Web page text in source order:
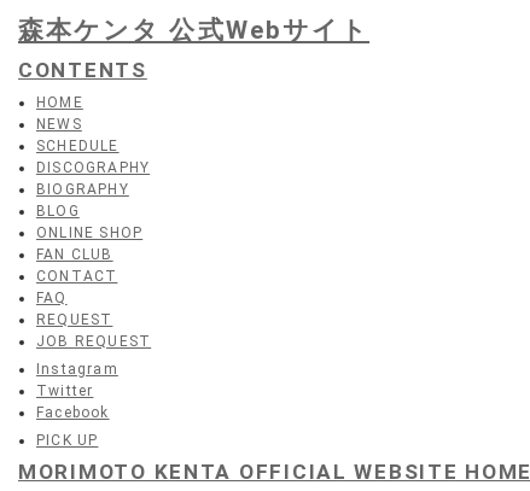
森本ケンタ 公式Webサイト
CONTENTS
HOME
NEWS
SCHEDULE
DISCOGRAPHY
BIOGRAPHY
BLOG
ONLINE SHOP
FAN CLUB
CONTACT
FAQ
REQUEST
JOB REQUEST
Instagram
Twitter
Facebook
PICK UP
MORIMOTO KENTA OFFICIAL WEBSITE HOME